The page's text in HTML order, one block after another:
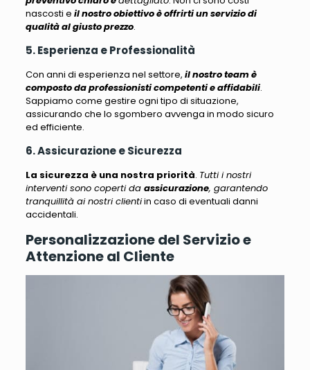
nascosti e il nostro obiettivo è offrirti un servizio di
qualità al giusto prezzo.
5. Esperienza e Professionalità
Con anni di esperienza nel settore, il nostro team è
composto da professionisti competenti e affidabili.
Sappiamo come gestire ogni tipo di situazione,
assicurando che lo sgombero avvenga in modo sicuro
ed efficiente.
6. Assicurazione e Sicurezza
La sicurezza è una nostra priorità. Tutti i nostri
interventi sono coperti da assicurazione, garantendo
tranquillità ai nostri clientiin caso di eventuali danni
accidentali.
Personalizzazione del Servizio e
Attenzione al Cliente